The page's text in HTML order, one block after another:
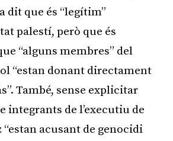
dit que és “legítim”
palestí, però que és
“alguns membres” del
“estan donant directament
També, sense explicitar
integrants de l’executiu de
“estan acusant de genocidi